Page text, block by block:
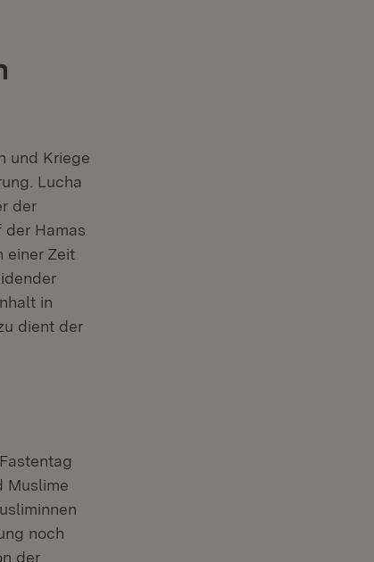
und Kriege
Lucha
der
der Hamas
einer Zeit
in
dient der
Muslime
noch
der